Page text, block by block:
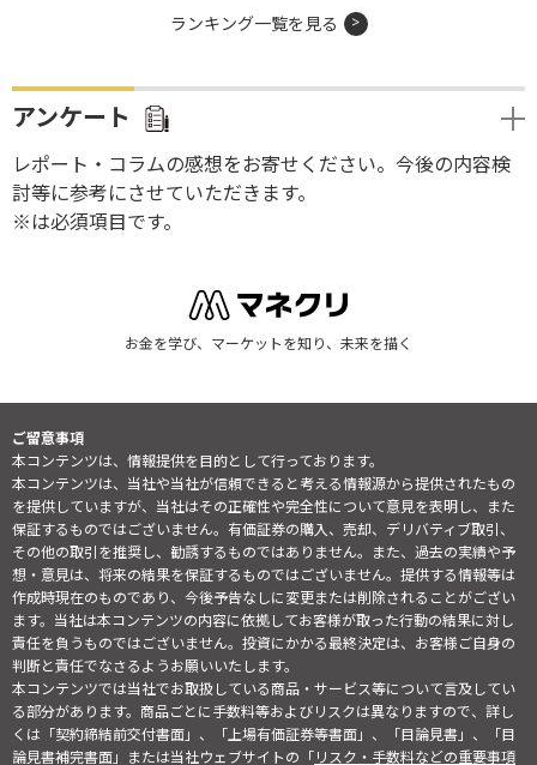
ランキング一覧を見る
アンケート
レポート・コラムの感想をお寄せください。今後の内容検
討等に参考にさせていただきます。
※は必須項目です。
お金を学び、マーケットを知り、未来を描く
ご留意事項
本コンテンツは、情報提供を目的として行っております。
本コンテンツは、当社や当社が信頼できると考える情報源から提供されたもの
を提供していますが、当社はその正確性や完全性について意見を表明し、また
保証するものではございません。有価証券の購入、売却、デリバティブ取引、
その他の取引を推奨し、勧誘するものではありません。また、過去の実績や予
想・意見は、将来の結果を保証するものではございません。提供する情報等は
作成時現在のものであり、今後予告なしに変更または削除されることがござい
ます。当社は本コンテンツの内容に依拠してお客様が取った行動の結果に対し
責任を負うものではございません。投資にかかる最終決定は、お客様ご自身の
判断と責任でなさるようお願いいたします。
本コンテンツでは当社でお取扱している商品・サービス等について言及してい
る部分があります。商品ごとに手数料等およびリスクは異なりますので、詳し
くは「契約締結前交付書面」、「上場有価証券等書面」、「目論見書」、「目
論見書補完書面」または当社ウェブサイトの「リスク・手数料などの重要事項